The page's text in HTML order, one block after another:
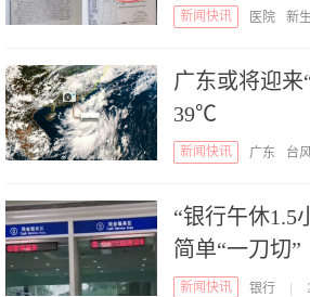
新闻快讯 医院 新
广东或将迎来
39℃
新闻快讯 广东 台
“银行午休1.5
简单“一刀切”
新闻快讯 银行